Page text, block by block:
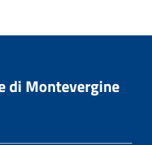
di Montevergine